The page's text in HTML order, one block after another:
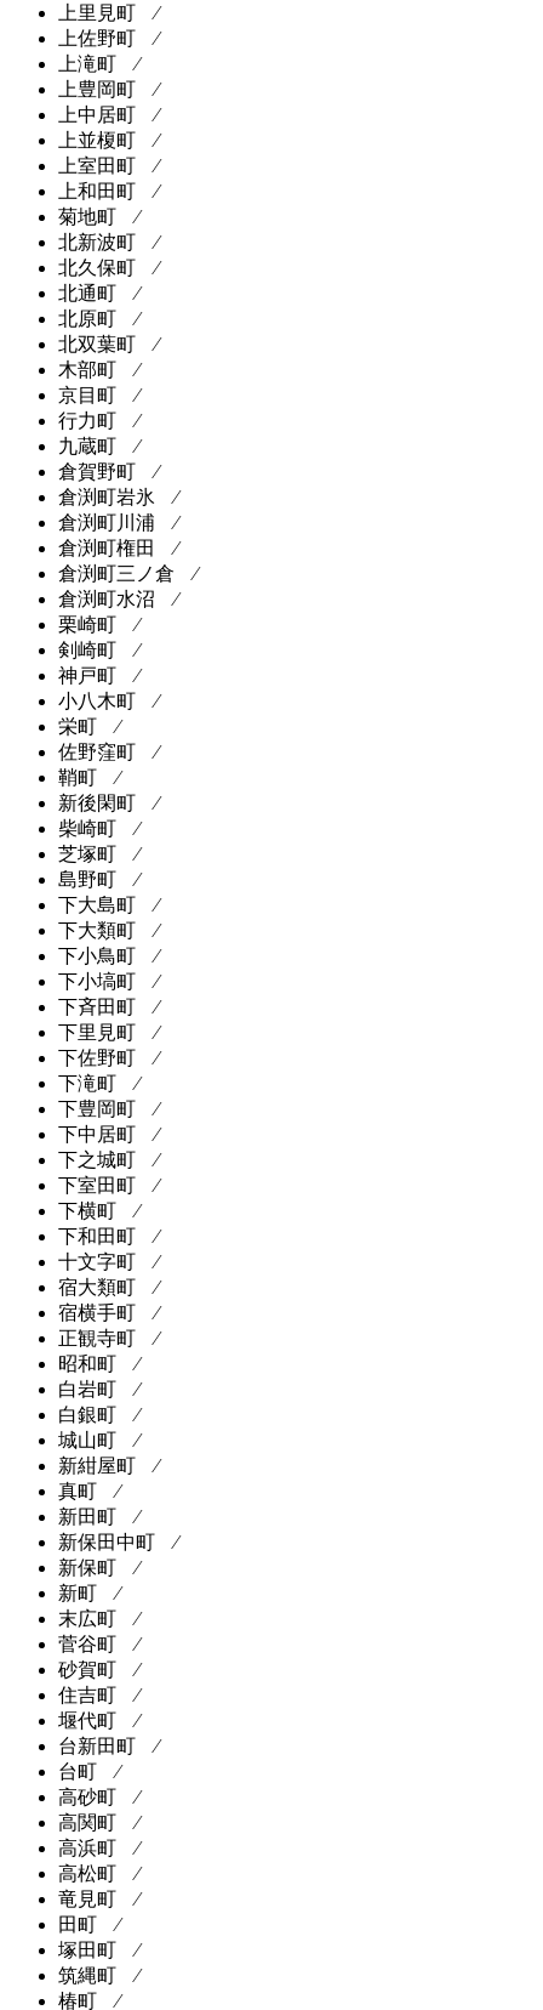
上里見町 ⁄
上佐野町 ⁄
上滝町 ⁄
上豊岡町 ⁄
上中居町 ⁄
上並榎町 ⁄
上室田町 ⁄
上和田町 ⁄
菊地町 ⁄
北新波町 ⁄
北久保町 ⁄
北通町 ⁄
北原町 ⁄
北双葉町 ⁄
木部町 ⁄
京目町 ⁄
行力町 ⁄
九蔵町 ⁄
倉賀野町 ⁄
倉渕町岩氷 ⁄
倉渕町川浦 ⁄
倉渕町権田 ⁄
倉渕町三ノ倉 ⁄
倉渕町水沼 ⁄
栗崎町 ⁄
剣崎町 ⁄
神戸町 ⁄
小八木町 ⁄
栄町 ⁄
佐野窪町 ⁄
鞘町 ⁄
新後閑町 ⁄
柴崎町 ⁄
芝塚町 ⁄
島野町 ⁄
下大島町 ⁄
下大類町 ⁄
下小鳥町 ⁄
下小塙町 ⁄
下斉田町 ⁄
下里見町 ⁄
下佐野町 ⁄
下滝町 ⁄
下豊岡町 ⁄
下中居町 ⁄
下之城町 ⁄
下室田町 ⁄
下横町 ⁄
下和田町 ⁄
十文字町 ⁄
宿大類町 ⁄
宿横手町 ⁄
正観寺町 ⁄
昭和町 ⁄
白岩町 ⁄
白銀町 ⁄
城山町 ⁄
新紺屋町 ⁄
真町 ⁄
新田町 ⁄
新保田中町 ⁄
新保町 ⁄
新町 ⁄
末広町 ⁄
菅谷町 ⁄
砂賀町 ⁄
住吉町 ⁄
堰代町 ⁄
台新田町 ⁄
台町 ⁄
高砂町 ⁄
高関町 ⁄
高浜町 ⁄
高松町 ⁄
竜見町 ⁄
田町 ⁄
塚田町 ⁄
筑縄町 ⁄
椿町 ⁄